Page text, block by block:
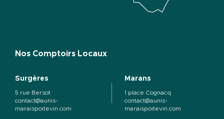
Nos Comptoirs Locaux
Surgères
5 rue Bersot
contact@aunis-
maraispoitevin.com
Marans
1 place Cognacq
contact@aunis-
maraispoitevin.com